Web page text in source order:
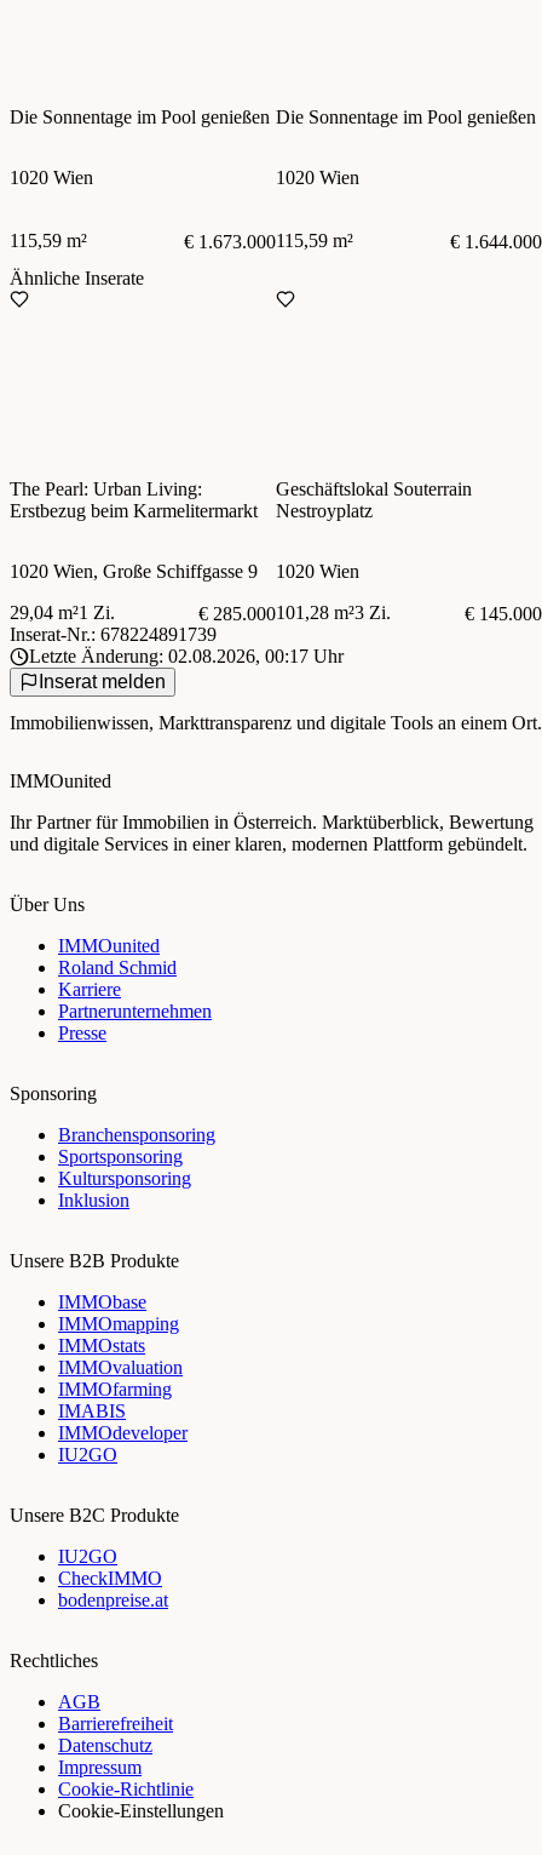
Die Sonnentage im Pool genießen
1020 Wien
115,59 m² € 1.673.000
Die Sonnentage im Pool genießen
1020 Wien
115,59 m²
€ 1.644.000
Ähnliche Inserate
The Pearl: Urban Living:
Erstbezug beim Karmelitermarkt
1020 Wien, Große Schiffgasse 9
29,04 m²1 Zi. € 285.000
Geschäftslokal Souterrain
Nestroyplatz
1020 Wien
101,28 m²3 Zi.
€ 145.000
Inserat-Nr.: 678224891739
Letzte Änderung: 02.08.2026, 00:17 Uhr
Inserat melden
Immobilienwissen, Markttransparenz und digitale Tools an einem Ort.
IMMOunited
Ihr Partner für Immobilien in Österreich. Marktüberblick, Bewertung
und digitale Services in einer klaren, modernen Plattform gebündelt.
Über Uns
IMMOunited
Roland Schmid
Karriere
Partnerunternehmen
Presse
Sponsoring
Branchensponsoring
Sportsponsoring
Kultursponsoring
Inklusion
Unsere B2B Produkte
IMMObase
IMMOmapping
IMMOstats
IMMOvaluation
IMMOfarming
IMABIS
IMMOdeveloper
IU2GO
Unsere B2C Produkte
IU2GO
CheckIMMO
bodenpreise.at
Rechtliches
AGB
Barrierefreiheit
Datenschutz
Impressum
Cookie-Richtlinie
Cookie-Einstellungen